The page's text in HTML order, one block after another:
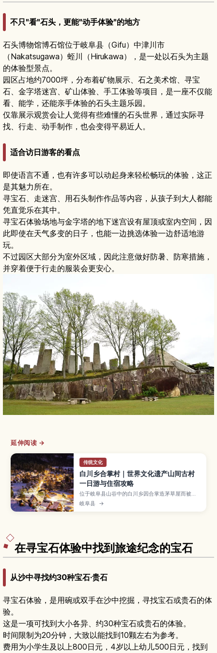
不只"看"石头，更能"动手体验"的地方
石头博物馆博石馆位于岐阜县（Gifu）中津川市
（Nakatsugawa）蛭川（Hirukawa），是一处以石头为主题
的体验型景点。
园区占地约7000坪，分布着矿物展示、石之美术馆、寻宝
石、金字塔迷宫、矿山体验、手工体验等项目，是一座不仅能
看、能学，还能亲手体验的石头主题乐园。
仅靠展示观赏会让人觉得有些难懂的石头世界，通过实际寻
找、行走、动手制作，也会变得平易近人。
适合访日游客的看点
即使语言不通，也有许多可以动起身来轻松畅玩的体验，这正
是其魅力所在。
寻宝石、走迷宫、用石头制作作品等内容，从孩子到大人都能
凭直觉乐在其中。
寻宝石体验场地与金字塔的地下迷宫设有屋顶或室内空间，因
此即使在天气多变的日子，也能一边挑选体验一边舒适地游
玩。
不过园区大部分为室外区域，因此注意做好防暑、防寒措施，
并穿着便于行走的服装会更安心。
延伸阅读 →
传统文化
白川乡合掌村｜世界文化遗产山间古村
一日游与住宿攻略
位于岐阜县山谷中的白川乡因合掌造茅草屋而被登
录为世界文化遗产，是人气极高的乡村景点。文章
介绍展望台眺望全村的绝佳视角、合掌造民家内部
岐阜县 →
在寻宝石体验中找到旅途纪念的宝石
从沙中寻找约30种宝石·贵石
寻宝石体验，是用碗或双手在沙中挖掘，寻找宝石或贵石的体
验。
这是一项可找到大小各异、约30种宝石或贵石的体验。
时间限制为20分钟，大致以能找到10颗左右为参考。
费用为小学生及以上800日元，4岁以上幼儿500日元，找到